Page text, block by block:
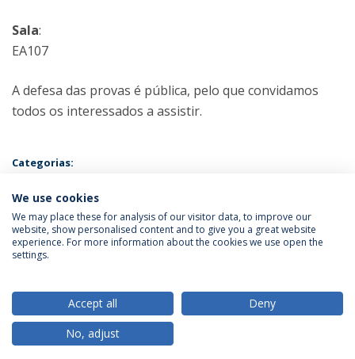
Sala:
EA107
A defesa das provas é pública, pelo que convidamos
todos os interessados a assistir.
Categorias:
Saúde
Prova Pública
Política de Privacidade
Termos & Condições
© 2026 Universidade Católica Portuguesa
We use cookies
We may place these for analysis of our visitor data, to improve our
website, show personalised content and to give you a great website
experience. For more information about the cookies we use open the
settings.
Accept all
Deny
No, adjust